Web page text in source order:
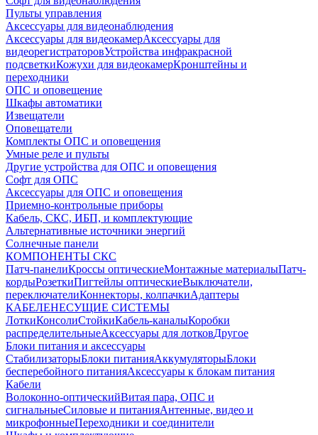
Пульты управления
Аксессуары для видеонаблюдения
Аксессуары для видеокамерАксессуары для
видеорегистраторовУстройства инфракрасной
подсветкиКожухи для видеокамерКронштейны и
переходники
ОПС и оповещение
Шкафы автоматики
Извещатели
Оповещатели
Комплекты ОПС и оповещения
Умные реле и пульты
Другие устройства для ОПС и оповещения
Софт для ОПС
Аксессуары для ОПС и оповещения
Приемно-контрольные приборы
Кабель, СКС, ИБП, и комплектующие
Альтернативные источники энергий
Солнечные панели
КОМПОНЕНТЫ СКС
Патч-панелиКроссы оптическиеМонтажные материалыПатч-
кордыРозеткиПигтейлы оптическиеВыключатели,
переключателиКоннекторы, колпачкиАдаптеры
КАБЕЛЕНЕСУЩИЕ СИСТЕМЫ
ЛоткиКонсолиСтойкиКабель-каналыКоробки
распределительныеАксессуары для лотковДругое
Блоки питания и аксессуары
СтабилизаторыБлоки питанияАккумуляторыБлоки
бесперебойного питанияАксессуары к блокам питания
Кабели
Волоконно-оптическийВитая пара, ОПС и
сигнальныеСиловые и питанияАнтенные, видео и
микрофонныеПереходники и соединители